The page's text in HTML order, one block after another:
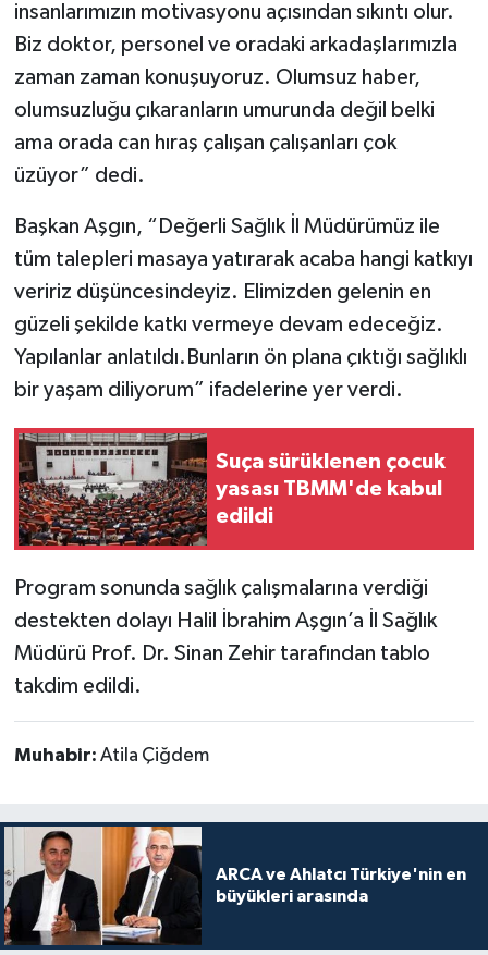
insanlarımızın motivasyonu açısından sıkıntı olur.
Biz doktor, personel ve oradaki arkadaşlarımızla
zaman zaman konuşuyoruz. Olumsuz haber,
olumsuzluğu çıkaranların umurunda değil belki
ama orada can hıraş çalışan çalışanları çok
üzüyor” dedi.
Başkan Aşgın, “Değerli Sağlık İl Müdürümüz ile
tüm talepleri masaya yatırarak acaba hangi katkıyı
veririz düşüncesindeyiz. Elimizden gelenin en
güzeli şekilde katkı vermeye devam edeceğiz.
Yapılanlar anlatıldı.Bunların ön plana çıktığı sağlıklı
bir yaşam diliyorum” ifadelerine yer verdi.
Suça sürüklenen çocuk
yasası TBMM'de kabul
edildi
Program sonunda sağlık çalışmalarına verdiği
destekten dolayı Halil İbrahim Aşgın’a İl Sağlık
Müdürü Prof. Dr. Sinan Zehir tarafından tablo
takdim edildi.
Muhabir: Atila Çiğdem
ARCA ve Ahlatcı Türkiye'nin en
büyükleri arasında